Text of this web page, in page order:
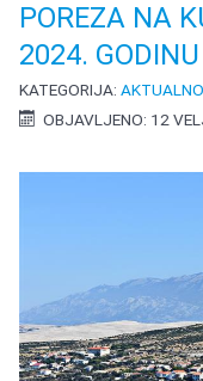
POREZA NA
2024. GODINU
KATEGORIJA:
OBJAVLJENO: 12